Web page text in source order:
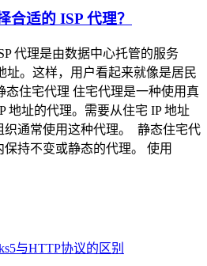
合适的 ISP 代理？
代理是由数据中心托管的服务
址。这样，用户看起来就像是居民
态住宅代理 住宅代理是一种使用真
地址的代理。需要从住宅 IP 地址
织通常使用这种代理。 静态住宅代
持不变或静态的代理。 使用